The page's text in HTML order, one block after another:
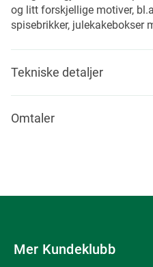
og litt forskjellige motiver,
spisebrikker, julekakebokser
Tekniske detaljer
Omtaler
Mer Kundeklubb